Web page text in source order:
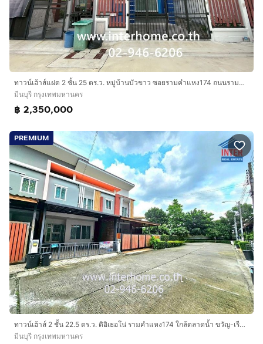
ทาวน์เฮ้าส์แฝด 2 ชั้น 25 ตร.ว. หมู่บ้านบัวขาว ซอยรามคำแหง174 ถนนรามคำแหง เขตมีนบุรี กรุงเทพมหานคร
มีนบุรี กรุงเทพมหานคร
฿ 2,350,000
PREMIUM
ทาวน์เฮ้าส์ 2 ชั้น 22.5 ตร.ว. ดิอิเธอโน่ รามคำแหง174 ใกล้ตลาดน้ำ ขวัญ-เรียม ซอยรามคำแหง174 ถนนรามคำแหง เขตมีนบุรี กรุงเทพมหานคร
มีนบุรี กรุงเทพมหานคร